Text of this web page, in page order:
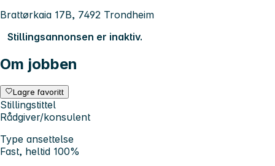
Brattørkaia 17B, 7492 Trondheim
Stillingsannonsen er inaktiv.
Om jobben
Lagre favoritt
Stillingstittel
Rådgiver/konsulent
Type ansettelse
Fast, heltid 100%